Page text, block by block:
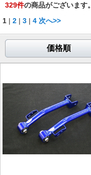
329件の商品がございます。
1 | 2 | 3 | 4 次へ>>
価格順